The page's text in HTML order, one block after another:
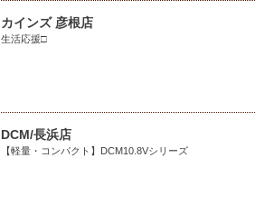
カインズ 彦根店
生活応援□
DCM/長浜店
【軽量・コンパクト】DCM10.8Vシリーズ